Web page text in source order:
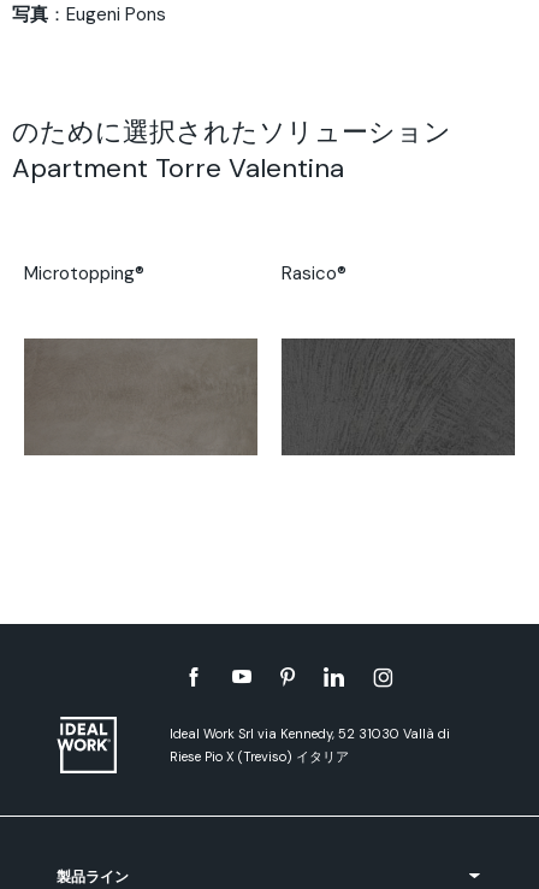
写真 ：Eugeni Pons
のために選択されたソリューション
Apartment Torre Valentina
Microtopping® Rasico®
Ideal Work Srl via Kennedy, 52 31030 Vallà di
Riese Pio X (Treviso) イタリア
製品ライン